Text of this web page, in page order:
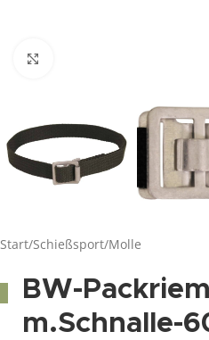
Start/Schießsport/Molle
BW-
m.Schnalle-